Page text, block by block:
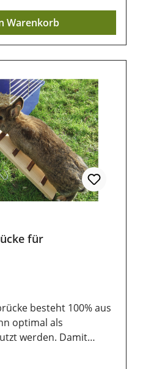
Warenkorb
für
besteht 100% aus
optimal als
werden. Damit